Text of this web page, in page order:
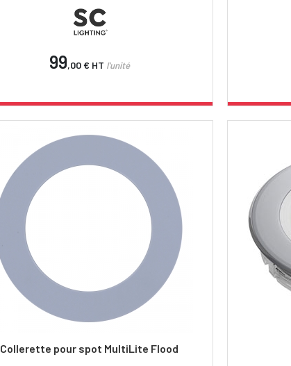
99,00 € HT l'unité
Collerette pour spot MultiLite Flood